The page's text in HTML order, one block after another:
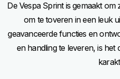
De Vespa Sprint is gemaakt om
om te toveren in een leuk
geavanceerde functies en
en handling te leveren, is het